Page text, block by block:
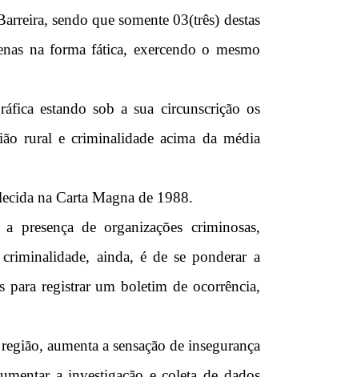
sendo que somente 03(três) destas
na forma fática, exercendo o mesmo
estando sob a sua circunscrição os
rural e criminalidade acima da média
na Carta Magna de 1988.
de organizações criminosas,
ainda, é de se ponderar a
para registrar um boletim de ocorrência,
aumenta a sensação de insegurança